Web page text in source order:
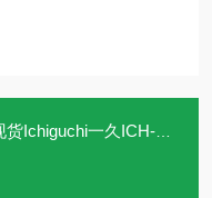
一久ICH-G005-228研磨头